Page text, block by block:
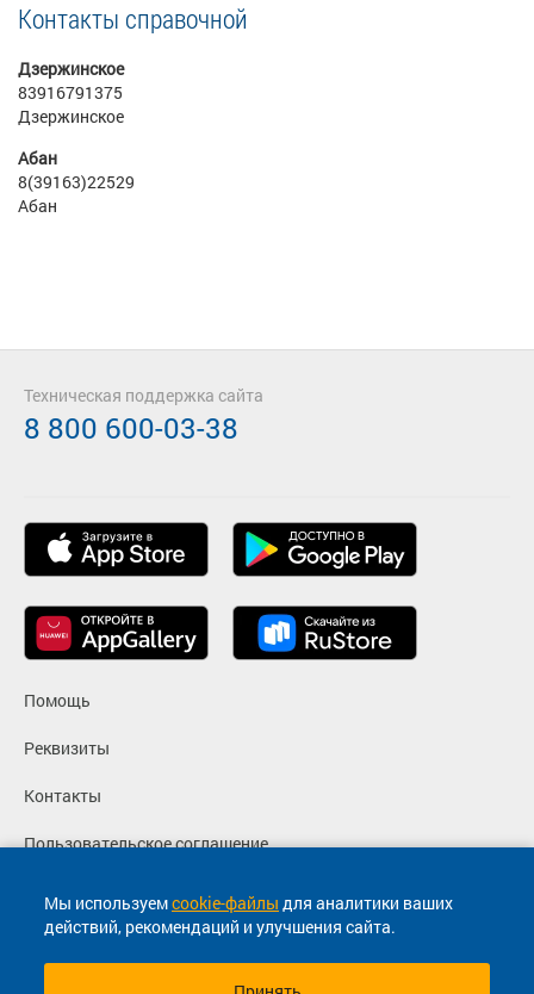
Контакты справочной
Дзержинское
83916791375
Дзержинское
Абан
8(39163)22529
Абан
Мы используемcookie-файлы для аналитики ваших
действий, рекомендаций и улучшения сайта.
Помощь
Реквизиты
Контакты
Пользовательское соглашение
Политика конфиденциальности
Согласие на маркетинговые сообщения
Техническая поддержка сайта
8 800 600-03-38